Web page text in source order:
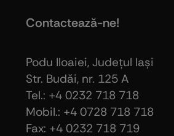
Contactează-ne!
Podu Iloaiei, Judeţul Iaşi
Str. Budăi, nr. 125 A
Tel.: +4 0232 718 718
Mobil.: +4 0728 718 718
Fax: +4 0232 718 719